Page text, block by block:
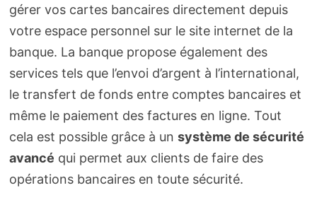
gérer vos cartes bancaires directement depuis
votre espace personnel sur le site internet de la
banque. La banque propose également des
services tels que l’envoi d’argent à l’international,
le transfert de fonds entre comptes bancaires et
même le paiement des factures en ligne. Tout
cela est possible grâce à un système de sécurité
avancé qui permet aux clients de faire des
opérations bancaires en toute sécurité.